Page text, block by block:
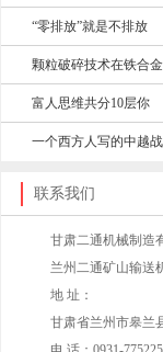
“零排放”就是不排放
颗粒破碎技术在铁合金
富人思维共分10层你
一个西方人写的中越战
联系我们
甘肃二通机械制造
兰州二通矿山输送
地 址：
甘肃省兰州市皋兰